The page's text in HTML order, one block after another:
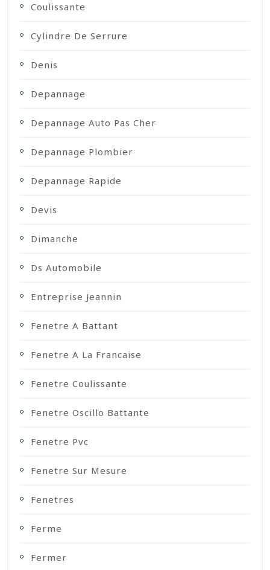
Coulissante
Cylindre De Serrure
Denis
Depannage
Depannage Auto Pas Cher
Depannage Plombier
Depannage Rapide
Devis
Dimanche
Ds Automobile
Entreprise Jeannin
Fenetre A Battant
Fenetre A La Francaise
Fenetre Coulissante
Fenetre Oscillo Battante
Fenetre Pvc
Fenetre Sur Mesure
Fenetres
Ferme
Fermer